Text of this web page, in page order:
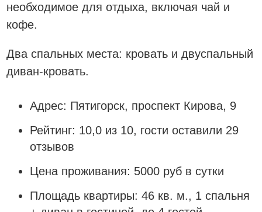
необходимое для отдыха, включая чай и
кофе.
Два спальных места: кровать и двуспальный
диван-кровать.
Адрес: Пятигорск, проспект Кирова, 9
Рейтинг: 10,0 из 10, гости оставили 29
отзывов
Цена проживания: 5000 руб в сутки
Площадь квартиры: 46 кв. м., 1 спальня